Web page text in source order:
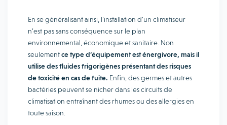
En se généralisant ainsi, l’installation d’un climatiseur
n’est pas sans conséquence sur le plan
environnemental, économique et sanitaire. Non
seulementce type d’équipement est énergivore, mais il
utilise des fluides frigorigènes présentant des risques
de toxicité en cas de fuite. Enfin, des germes et autres
bactéries peuvent se nicher dans les circuits de
climatisation entraînant des rhumes ou des allergies en
toute saison.